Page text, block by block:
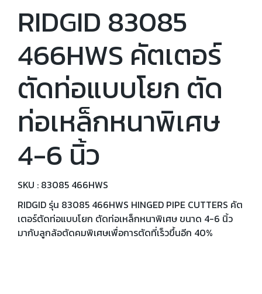
RIDGID 83085
466HWS คัตเตอร์
ตัดท่อแบบโยก ตัด
ท่อเหล็กหนาพิเศษ
4-6 นิ้ว
SKU : 83085 466HWS
RIDGID รุ่น 83085 466HWS HINGED PIPE CUTTERS คัต
เตอร์ตัดท่อแบบโยก ตัดท่อเหล็กหนาพิเศษ ขนาด 4-6 นิ้ว
มากับลูกล้อตัดคมพิเศษเพื่อการตัดที่เร็วขึ้นอีก 40%